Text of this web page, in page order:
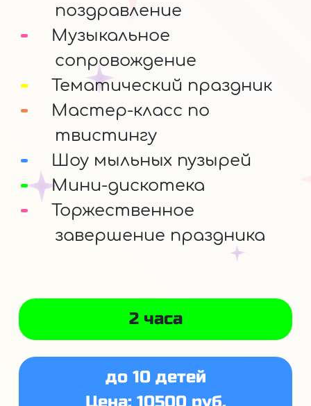
поздравление
Музыкальное
сопровождение
Тематический праздник
Мастер-класс по
твистингу
Шоу мыльных пузырей
Мини-дискотека
Торжественное
завершение праздника
2 часа
до 10 детей